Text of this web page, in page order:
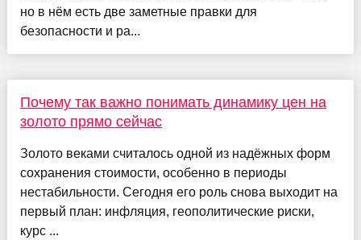
но в нём есть две заметные правки для
безопасности и ра...
Почему так важно понимать динамику цен на
золото прямо сейчас
Золото веками считалось одной из надёжных форм
сохранения стоимости, особенно в периоды
нестабильности. Сегодня его роль снова выходит на
первый план: инфляция, геополитические риски,
курс ...